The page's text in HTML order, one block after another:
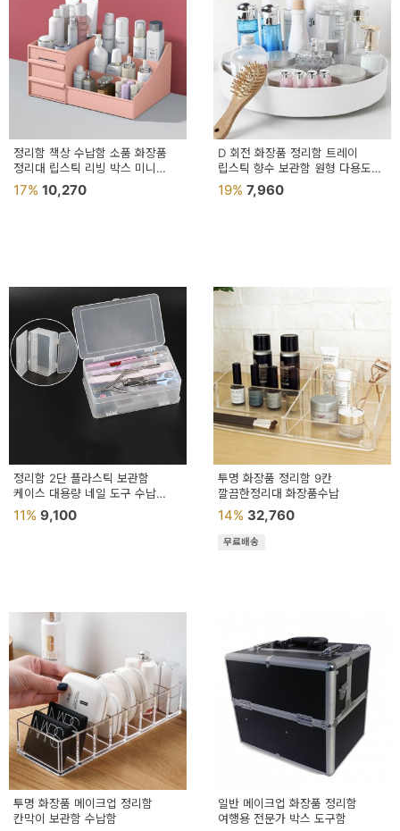
정리함 책상 수납함 소품 화장품
정리대 립스틱 리빙 박스 미니
수납장 서랍 다용도
17% 10,270
D 회전 화장품 정리함 트레이
립스틱 향수 보관함 원형 다용도
정리대
19% 7,960
정리함 2단 플라스틱 보관함
케이스 대용량 네일 도구 수납
수납함 재료 네일브 러쉬
11% 9,100
투명 화장품 정리함 9칸
깔끔한정리대 화장품수납
14% 32,760
무료배송
투명 화장품 메이크업 정리함
칸막이 보관함 수납함
일반 메이크업 화장품 정리함
여행용 전문가 박스 도구함